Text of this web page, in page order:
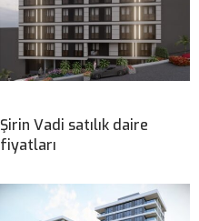
Şirin Vadi satılık daire
fiyatları